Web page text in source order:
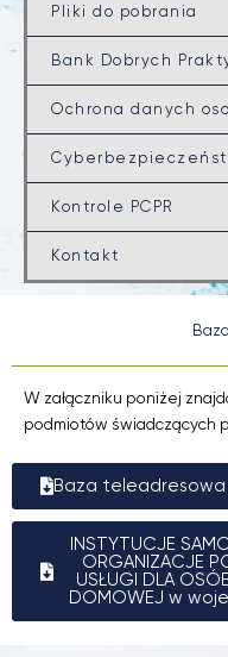
Pliki do pobrania
Bank Dobrych
Ochrona danych
Kontrole PCPR
Kontakt
W załączniku poniżej
podmiotów świadczących
Baza teleadresowa
INSTYTUCJE
ORGANIZACJE
USŁUGI DLA
DOMOWEJ w